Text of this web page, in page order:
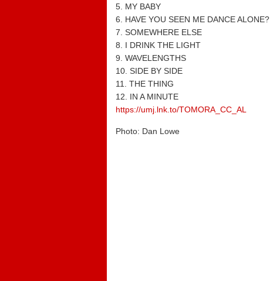
5. MY BABY
6. HAVE YOU SEEN ME DANCE ALONE?
7. SOMEWHERE ELSE
8. I DRINK THE LIGHT
9. WAVELENGTHS
10. SIDE BY SIDE
11. THE THING
12. IN A MINUTE
https://umj.lnk.to/TOMORA_CC_AL
Photo: Dan Lowe